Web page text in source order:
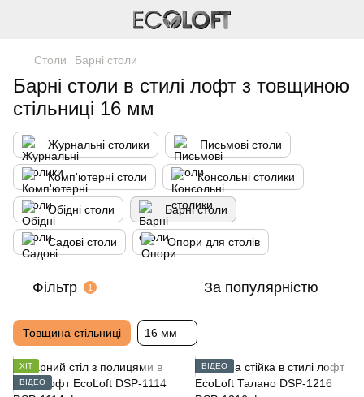
Столи Барні столи
Барні столи в стилі лофт з товщиною
стільниці 16 мм
Журнальні столики Письмові столи
Комп'ютерні столи Консольні столики
Обідні столи Барні столи
Садові столи Опори для столів
Фільтр 1 За популярністю
Товщина стільниці 16 мм
ХІТ
ВІДЕО
ВІДЕО